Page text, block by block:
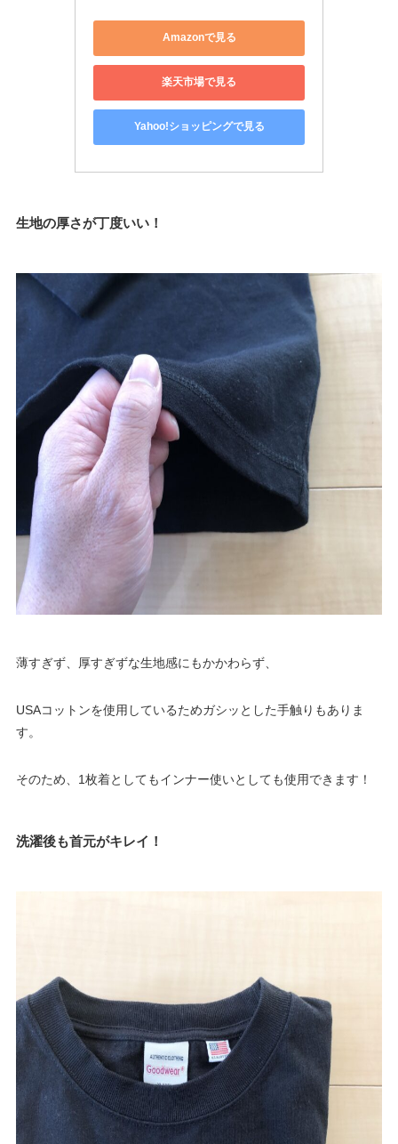
Amazonで見る
楽天市場で見る
Yahoo!ショッピングで見る
生地の厚さが丁度いい！
薄すぎず、厚すぎずな生地感にもかかわらず、
USAコットンを使用しているためガシッとした手触りもありま
す。
そのため、1枚着としてもインナー使いとしても使用できます！
洗濯後も首元がキレイ！